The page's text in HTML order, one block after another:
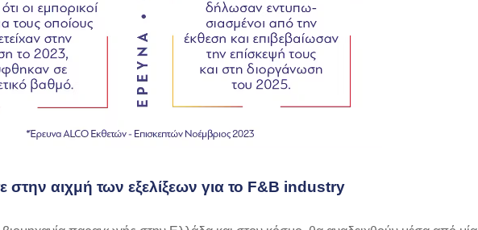
στην αιχμή των εξελίξεων για το F&B industry